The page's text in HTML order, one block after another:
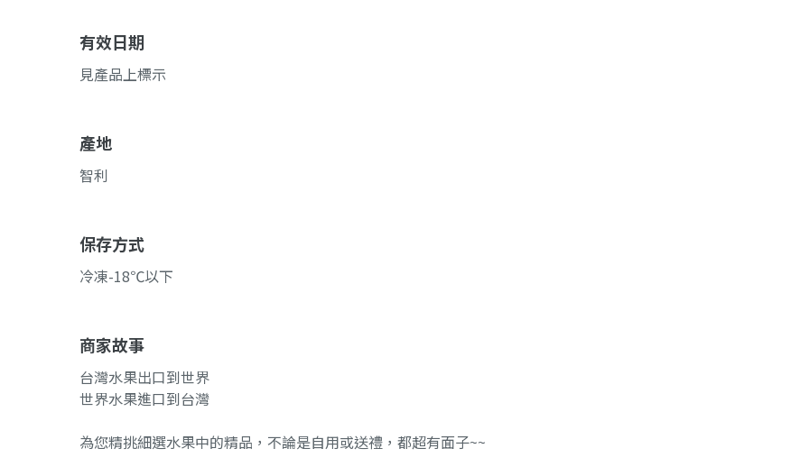
有效日期
見產品上標示
產地
智利
保存方式
冷凍-18℃以下
商家故事
台灣水果出口到世界
世界水果進口到台灣
為您精挑細選水果中的精品，不論是自用或送禮，都超有面子~~